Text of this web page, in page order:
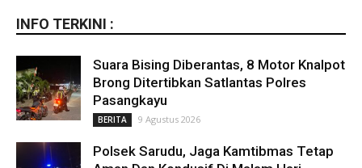
INFO TERKINI :
Suara Bising Diberantas, 8 Motor Knalpot
Brong Ditertibkan Satlantas Polres
Pasangkayu
BERITA 9 Agustus 2026
Polsek Sarudu, Jaga Kamtibmas Tetap